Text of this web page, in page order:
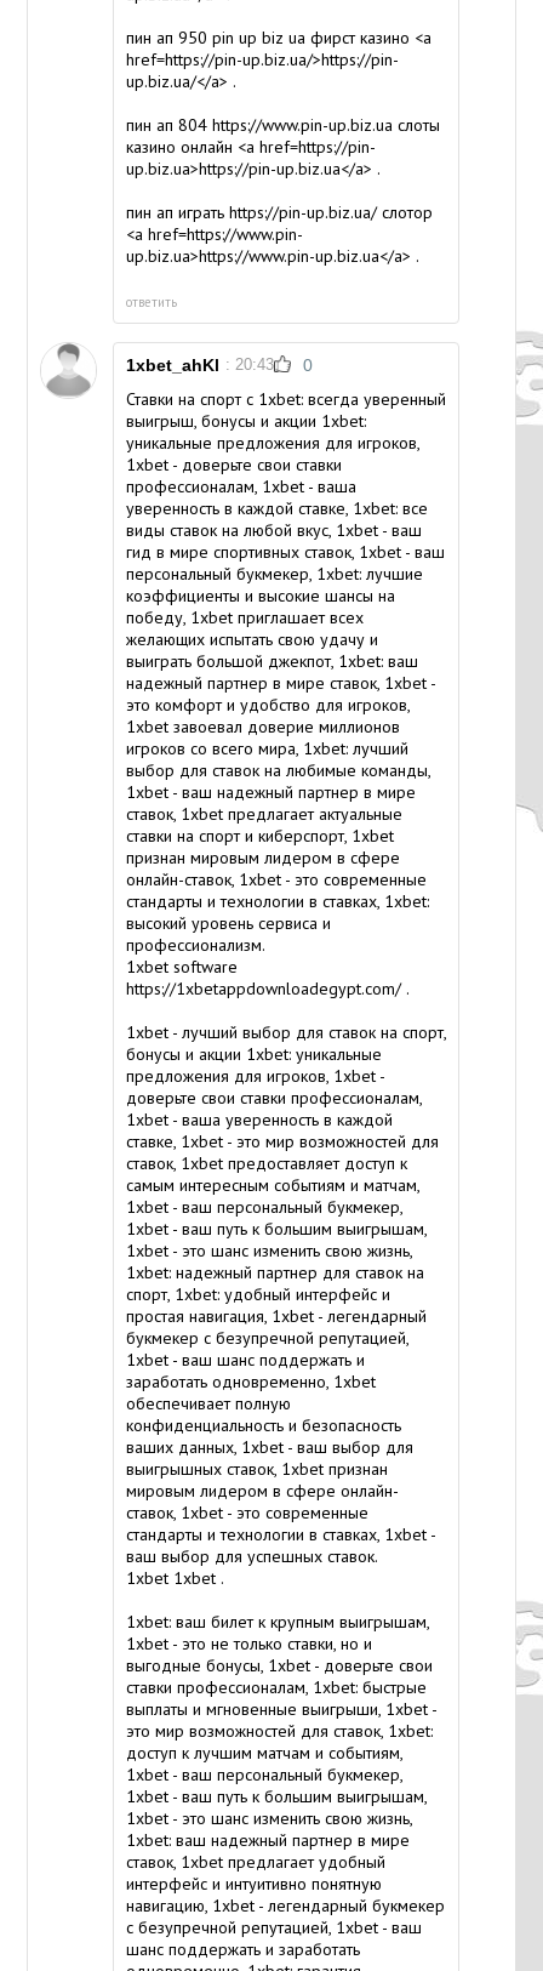
пин ап 950pin up biz ua фирст казино <a
href=https://pin-up.biz.ua/>https://pin-
up.biz.ua/</a> .
пин ап 804https://www.pin-up.biz.ua слоты
казино онлайн <a href=https://pin-
up.biz.ua>https://pin-up.biz.ua</a> .
пин ап игратьhttps://pin-up.biz.ua/слотор
<a href=https://www.pin-
up.biz.ua>https://www.pin-up.biz.ua</a> .
ответить
1xbet_ahKl : 20:43 0
Ставки на спорт с 1xbet: всегда уверенный
выигрыш, бонусы и акции 1xbet:
уникальные предложения для игроков,
1xbet - доверьте свои ставки
профессионалам, 1xbet - ваша
уверенность в каждой ставке, 1xbet: все
виды ставок на любой вкус, 1xbet - ваш
гид в мире спортивных ставок, 1xbet - ваш
персональный букмекер, 1xbet: лучшие
коэффициенты и высокие шансы на
победу, 1xbet приглашает всех
желающих испытать свою удачу и
выиграть большой джекпот, 1xbet: ваш
надежный партнер в мире ставок, 1xbet -
это комфорт и удобство для игроков,
1xbet завоевал доверие миллионов
игроков со всего мира, 1xbet: лучший
выбор для ставок на любимые команды,
1xbet - ваш надежный партнер в мире
ставок, 1xbet предлагает актуальные
ставки на спорт и киберспорт, 1xbet
признан мировым лидером в сфере
онлайн-ставок, 1xbet - это современные
стандарты и технологии в ставках, 1xbet:
высокий уровень сервиса и
профессионализм.
1xbet software
https://1xbetappdownloadegypt.com/.
1xbet - лучший выбор для ставок на спорт,
бонусы и акции 1xbet: уникальные
предложения для игроков, 1xbet -
доверьте свои ставки профессионалам,
1xbet - ваша уверенность в каждой
ставке, 1xbet - это мир возможностей для
ставок, 1xbet предоставляет доступ к
самым интересным событиям и матчам,
1xbet - ваш персональный букмекер,
1xbet - ваш путь к большим выигрышам,
1xbet - это шанс изменить свою жизнь,
1xbet: надежный партнер для ставок на
спорт, 1xbet: удобный интерфейс и
простая навигация, 1xbet - легендарный
букмекер с безупречной репутацией,
1xbet - ваш шанс поддержать и
заработать одновременно, 1xbet
обеспечивает полную
конфиденциальность и безопасность
ваших данных, 1xbet - ваш выбор для
выигрышных ставок, 1xbet признан
мировым лидером в сфере онлайн-
ставок, 1xbet - это современные
стандарты и технологии в ставках, 1xbet -
ваш выбор для успешных ставок.
1xbet 1xbet .
1xbet: ваш билет к крупным выигрышам,
1xbet - это не только ставки, но и
выгодные бонусы, 1xbet - доверьте свои
ставки профессионалам, 1xbet: быстрые
выплаты и мгновенные выигрыши, 1xbet -
это мир возможностей для ставок, 1xbet:
доступ к лучшим матчам и событиям,
1xbet - ваш персональный букмекер,
1xbet - ваш путь к большим выигрышам,
1xbet - это шанс изменить свою жизнь,
1xbet: ваш надежный партнер в мире
ставок, 1xbet предлагает удобный
интерфейс и интуитивно понятную
навигацию, 1xbet - легендарный букмекер
с безупречной репутацией, 1xbet - ваш
шанс поддержать и заработать